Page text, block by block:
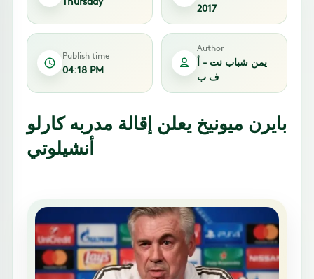
2017
Publish time
04:18 PM
Author
يمن شباب نت - أ
ف ب
بايرن ميونيخ يعلن إقالة مدربه كارلو
أنشيلوتي